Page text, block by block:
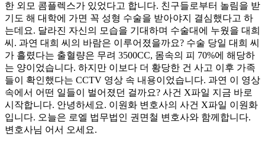
한 외모 콤플렉스가 있었다고 합니다. 친구들로부터 놀림을 받
기도 해 대학에 가면 꼭 성형 수술을 받아야지 결심했다고 하
는데요. 달라진 자신의 모습을 기대하며 수술대에 누웠을 대희
씨. 과연 대희 씨의 바람은 이루어졌을까요? 수술 당일 대희 씨
가 흘렸다는 출혈량은 무려 3500CC, 몸속의 피 70%에 해당하
는 양이었습니다. 하지만 이보다 더 황당한 건 사고 이후 가족
들이 확인했다는 CCTV 영상 속 내용이었습니다. 과연 이 영상
속에서 어떤 일들이 벌어졌던 걸까요? 사건 X파일 지금 바로
시작합니다. 안녕하세요. 이원화 변호사의 사건 X파일 이원화
입니다. 오늘은 로엘 법무법인 권면철 변호사와 함께합니다.
변호사님 어서 오세요.